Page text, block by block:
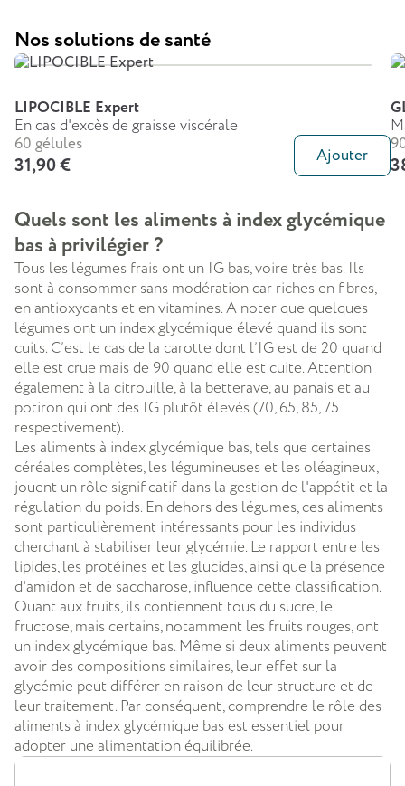
Nos solutions de santé
LIPOCIBLE Expert
En cas d'excès de graisse viscérale
60 gélules
31,90 € Ajouter
Quels sont les aliments à index glycémique
bas à privilégier ?
Tous les légumes frais ont un IG bas, voire très bas. Ils
sont à consommer sans modération car riches en fibres,
en antioxydants et en vitamines. A noter que quelques
légumes ont un index glycémique élevé quand ils sont
cuits. C’est le cas de la carotte dont l’IG est de 20 quand
elle est crue mais de 90 quand elle est cuite. Attention
également à la citrouille, à la betterave, au panais et au
potiron qui ont des IG plutôt élevés (70, 65, 85, 75
respectivement).
Les aliments à index glycémique bas, tels que certaines
céréales complètes, les légumineuses et les oléagineux,
jouent un rôle significatif dans la gestion de l'appétit et la
régulation du poids. En dehors des légumes, ces aliments
sont particulièrement intéressants pour les individus
cherchant à stabiliser leur glycémie. Le rapport entre les
lipides, les protéines et les glucides, ainsi que la présence
d'amidon et de saccharose, influence cette classification.
Quant aux fruits, ils contiennent tous du sucre, le
fructose, mais certains, notamment les fruits rouges, ont
un index glycémique bas. Même si deux aliments peuvent
avoir des compositions similaires, leur effet sur la
glycémie peut différer en raison de leur structure et de
leur traitement. Par conséquent, comprendre le rôle des
aliments à index glycémique bas est essentiel pour
adopter une alimentation équilibrée.